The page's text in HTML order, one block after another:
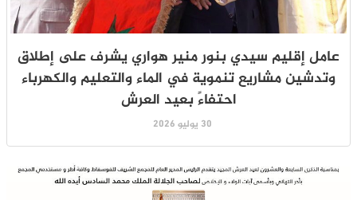
عامل إقليم سيدي بنور منير هواري يشرف على إطلاق
وتدشين مشاريع تنموية في الماء والتعليم والكهرباء
احتفاءً بعيد العرش
30 يوليو 2026